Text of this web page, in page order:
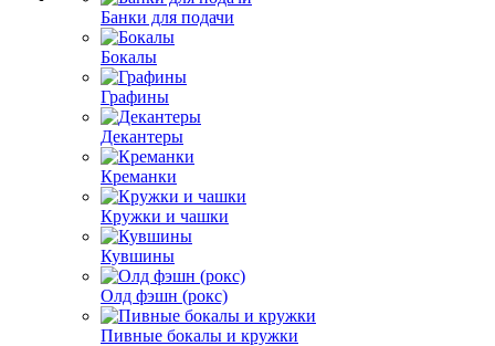
Банки для подачи
Бокалы
Графины
Декантеры
Креманки
Кружки и чашки
Кувшины
Олд фэшн (рокс)
Пивные бокалы и кружки